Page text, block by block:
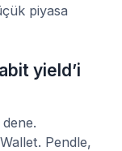
piyasa
yield’i
Pendle,